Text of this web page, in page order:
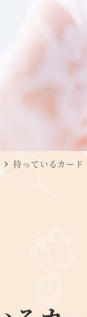
持っているカード